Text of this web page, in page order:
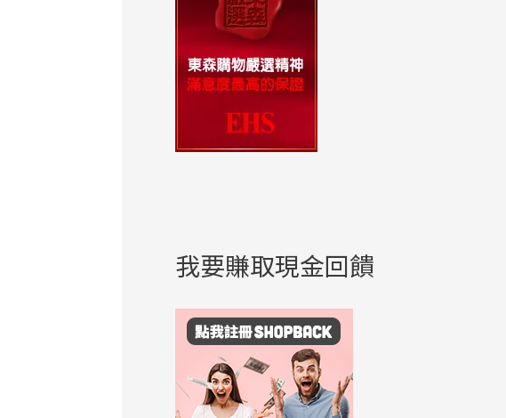
我要賺取現金回饋